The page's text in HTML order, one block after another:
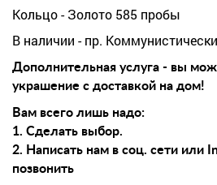
Кольцо - Золото 585 пробы
В наличии - пр.
Дополнительная услуга - вы
украшение с доставкой на дом!
Вам всего лишь надо:
1. Сделать выбор.
2. Написать нам в соц. сети или
позвонить